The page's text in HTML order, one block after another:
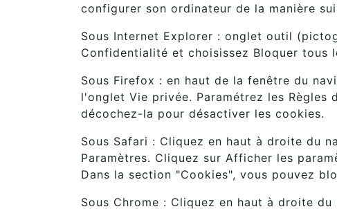
configurer son ordinateur de la manière
Sous Internet Explorer : onglet outil
Confidentialité et choisissez Bloquer tous
Sous Firefox : en haut de la fenêtre du
l'onglet Vie privée. Paramétrez les
décochez-la pour désactiver les cookies.
Sous Safari : Cliquez en haut à droite du
Paramètres. Cliquez sur Afficher les
Dans la section "Cookies", vous pouvez
Sous Chrome : Cliquez en haut à droite